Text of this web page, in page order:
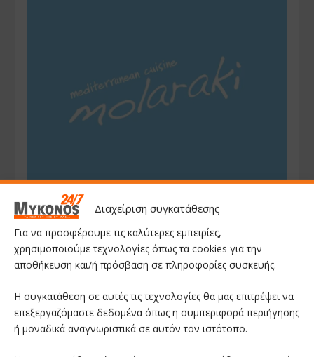
Διαχείριση συγκατάθεσης
Για να προσφέρουμε τις καλύτερες εμπειρίες,
χρησιμοποιούμε τεχνολογίες όπως τα cookies για την
αποθήκευση και/ή πρόσβαση σε πληροφορίες συσκευής.
Η συγκατάθεση σε αυτές τις τεχνολογίες θα μας επιτρέψει να
επεξεργαζόμαστε δεδομένα όπως η συμπεριφορά περιήγησης
ή μοναδικά αναγνωριστικά σε αυτόν τον ιστότοπο.